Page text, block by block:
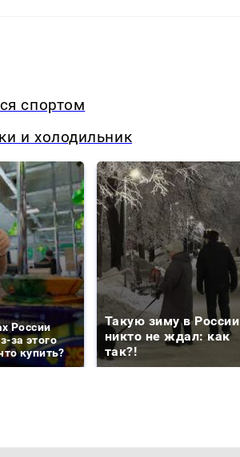
спортом
и холодильник
России
за этого
купить?
Такую зиму в России
никто не ждал: как
так?!